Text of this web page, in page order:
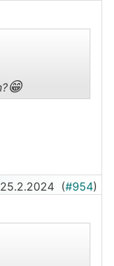
😁
25.2.2024 (#954)